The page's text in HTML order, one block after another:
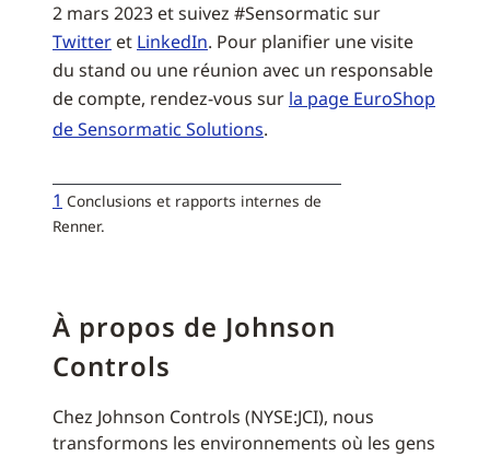
2 mars 2023 et suivez #Sensormatic sur
Twitter et LinkedIn. Pour planifier une visite
du stand ou une réunion avec un responsable
de compte, rendez-vous sur la page EuroShop
de Sensormatic Solutions.
1 Conclusions et rapports internes de
Renner.
À propos de Johnson
Controls
Chez Johnson Controls (NYSE:JCI), nous
transformons les environnements où les gens